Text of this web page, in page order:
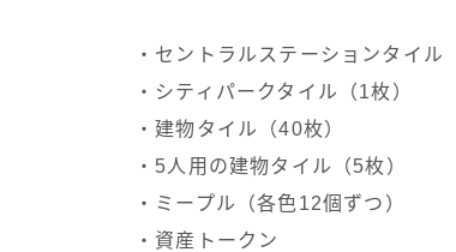
・セントラルステーションタイル
・シティパークタイル（1枚）
・建物タイル（40枚）
・5人用の建物タイル（5枚）
・ミープル（各色12個ずつ）
・資産トークン